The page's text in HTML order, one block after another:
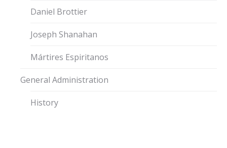
Daniel Brottier
Joseph Shanahan
Mártires Espiritanos
General Administration
History